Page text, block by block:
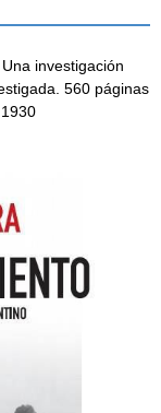
investigación
560 páginas